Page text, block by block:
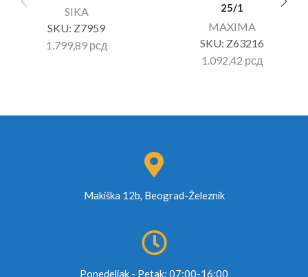
SIKA
SKU: Z7959
1.799,89 рсд
25/1
MAXIMA
SKU: Z63216
1.092,42 рсд
Makiška 12b, Beograd-Železnik
Ponedeljak - Petak: 07:00-16:00